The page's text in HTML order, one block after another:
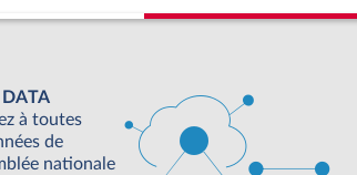
à toutes
de
nationale